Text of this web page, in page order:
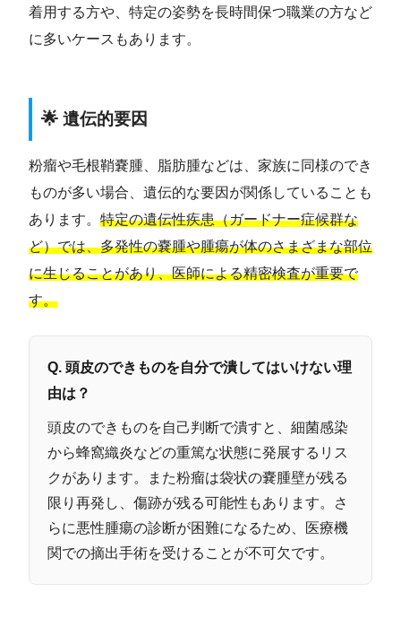
着用する方や、特定の姿勢を長時間保つ職業の方など
に多いケースもあります。
🌟 遺伝的要因
粉瘤や毛根鞘嚢腫、脂肪腫などは、家族に同様のでき
ものが多い場合、遺伝的な要因が関係していることも
あります。 特定の遺伝性疾患（ガードナー症候群な
ど）では、多発性の嚢腫や腫瘍が体のさまざまな部位
に生じることがあり、医師による精密検査が重要で
す。
Q. 頭皮のできものを自分で潰してはいけない理
由は？
頭皮のできものを自己判断で潰すと、細菌感染
から蜂窩織炎などの重篤な状態に発展するリス
クがあります。また粉瘤は袋状の嚢腫壁が残る
限り再発し、傷跡が残る可能性もあります。さ
らに悪性腫瘍の診断が困難になるため、医療機
関での摘出手術を受けることが不可欠です。